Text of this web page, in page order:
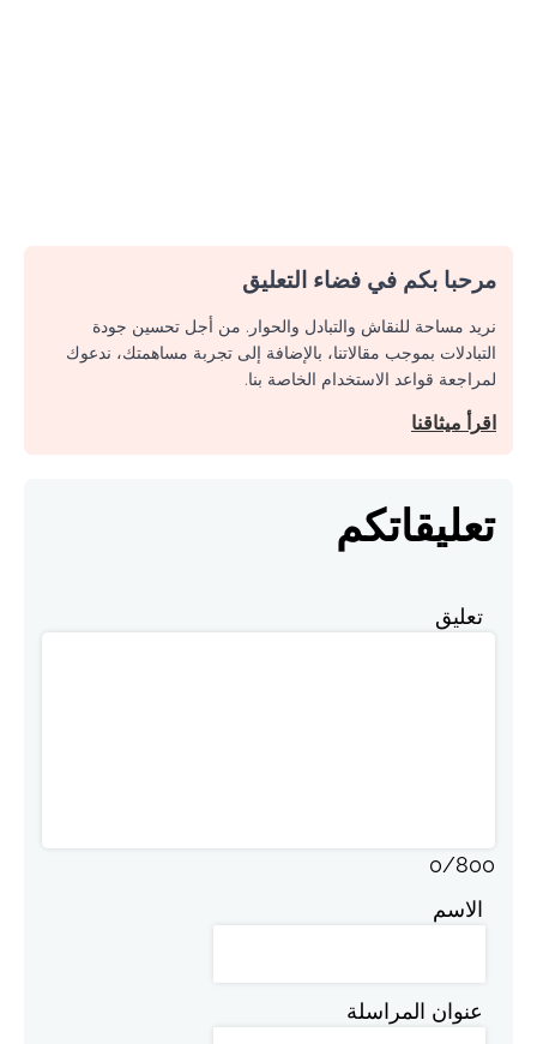
مرحبا بكم في فضاء التعليق
نريد مساحة للنقاش والتبادل والحوار. من أجل تحسين جودة
التبادلات بموجب مقالاتنا، بالإضافة إلى تجربة مساهمتك، ندعوك
لمراجعة قواعد الاستخدام الخاصة بنا.
اقرأ ميثاقنا
تعليقاتكم
تعليق
0/800
الاسم
عنوان المراسلة